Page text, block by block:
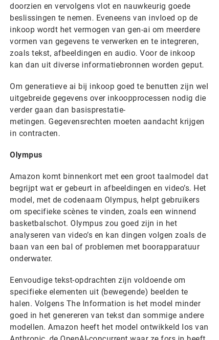
doorzien en vervolgens vlot en nauwkeurig goede
beslissingen te nemen. Eveneens van invloed op de
inkoop wordt het vermogen van gen-ai om meerdere
vormen van gegevens te verwerken en te integreren,
zoals tekst, afbeeldingen en audio. Voor de inkoop
kan dan uit diverse informatiebronnen worden geput.
Om generatieve ai bij inkoop goed te benutten zijn wel
uitgebreide gegevens over inkoopprocessen nodig die
verder gaan dan basisprestatie-
metingen. Gegevensrechten moeten aandacht krijgen
in contracten.
Olympus
Amazon komt binnenkort met een groot taalmodel dat
begrijpt wat er gebeurt in afbeeldingen en video’s. Het
model, met de codenaam Olympus, helpt gebruikers
om specifieke scènes te vinden, zoals een winnend
basketbalschot. Olympus zou goed zijn in het
analyseren van video’s en kan dingen volgen zoals de
baan van een bal of problemen met boorapparatuur
onderwater.
Eenvoudige tekst-opdrachten zijn voldoende om
specifieke elementen uit (bewegende) beelden te
halen. Volgens The Information is het model minder
goed in het genereren van tekst dan sommige andere
modellen. Amazon heeft het model ontwikkeld los van